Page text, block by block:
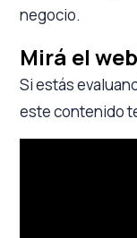
negocio.
Mirá el
Si estás
este contenido